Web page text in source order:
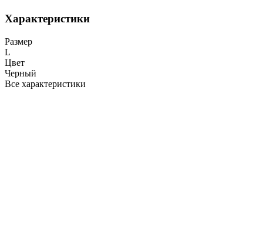
Характеристики
Размер
L
Цвет
Черный
Все характеристики